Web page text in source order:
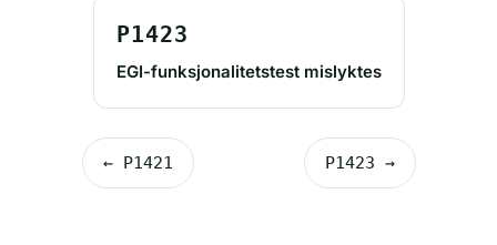
P1423
EGI-funksjonalitetstest mislyktes
← P1421 P1423 →